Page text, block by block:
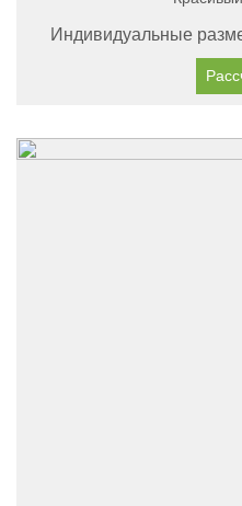
Индивидуальные